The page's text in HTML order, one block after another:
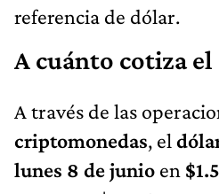
referencia de dólar.
A cuánto cotiza
A través de las
criptomonedas, el
lunes 8 de junio en